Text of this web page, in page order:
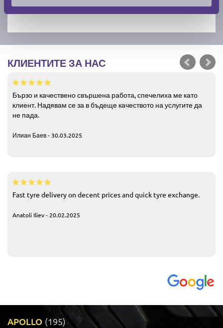
КЛИЕНТИТЕ ЗА НАС
Бързо и качествено свършена работа, спечелиха ме като
клиент. Надявам се за в бъдеще качеството на услугите да
не пада.
Илиан Баев - 30.03.2025
Fast tyre delivery on decent prices and quick tyre exchange.
Anatoli Iliev - 20.02.2025
APOLLO (195)